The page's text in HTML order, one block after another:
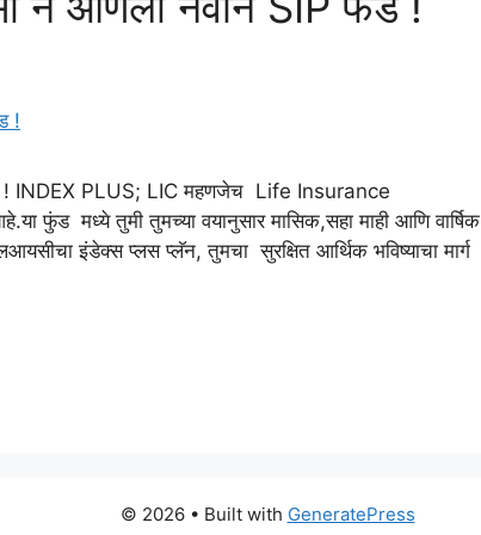
! INDEX PLUS; LIC महणजेच Life Insurance
मध्ये तुमी तुमच्या वयानुसार मासिक,सहा माही आणि वार्षिक
इंडेक्स प्लस प्लॅन, तुमचा सुरक्षित आर्थिक भविष्याचा मार्ग
© 2026 • Built with GeneratePress